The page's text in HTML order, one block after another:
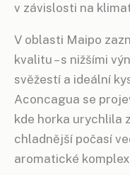
v závislosti na
V oblasti Maipo
kvalitu – s nižšími
svěžestí a ideální
Aconcagua se
kde horka urychlila
chladnější počasí
aromatické